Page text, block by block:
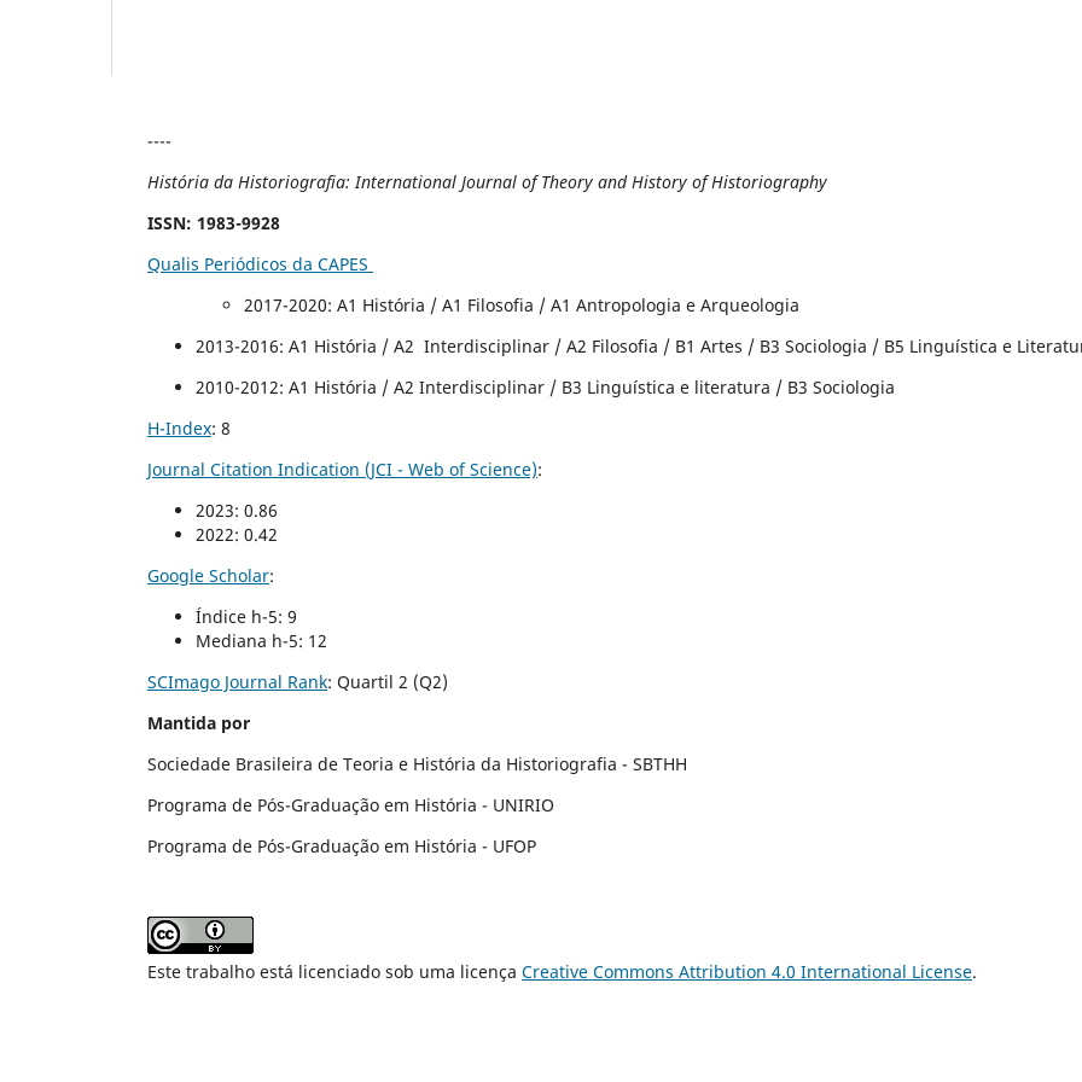
----
História da Historiografia: International Journal of Theory and History of Historiography
ISSN: 1983-9928
Qualis Periódicos da CAPES
2017-2020: A1 História / A1 Filosofia / A1 Antropologia e Arqueologia
2013-2016: A1 História / A2 Interdisciplinar / A2 Filosofia / B1 Artes / B3 Sociologia / B5 Linguística e
2010-2012: A1 História / A2 Interdisciplinar / B3 Linguística e literatura / B3 Sociologia
H-Index: 8
Journal Citation Indication (JCI - Web of Science):
2023: 0.86
2022: 0.42
Google Scholar:
Índice h-5: 9
Mediana h-5: 12
SCImago Journal Rank: Quartil 2 (Q2)
Mantida por
Sociedade Brasileira de Teoria e História da Historiografia - SBTHH
Programa de Pós-Graduação em História - UNIRIO
Programa de Pós-Graduação em História - UFOP
Este trabalho está licenciado sob uma licença Creative Commons Attribution 4.0 International License.